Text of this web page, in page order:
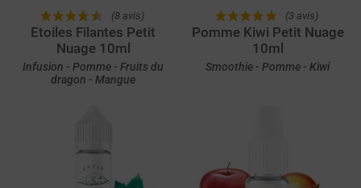
(8 avis)
Etoiles Filantes Petit
Nuage 10ml
Infusion - Pomme - Fruits du
dragon - Mangue
(3 avis)
Pomme Kiwi Petit Nuage
10ml
Smoothie - Pomme - Kiwi